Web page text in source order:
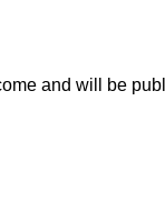
and will be